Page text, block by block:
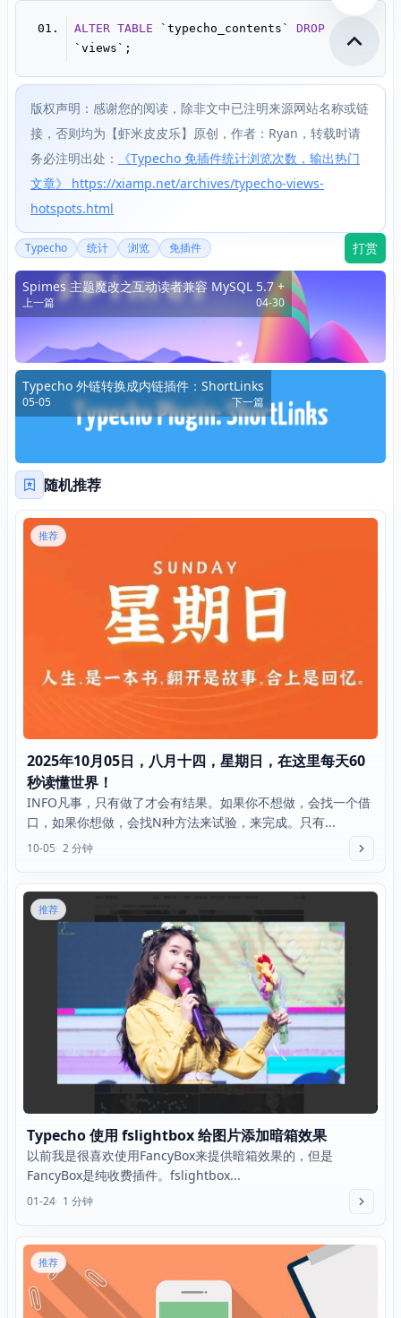
ALTER TABLE `typecho_contents` DROP
版权声明：感谢您的阅读，除非文中已注明来源网站名称或链
接，否则均为【虾米皮皮乐】原创，作者：Ryan，转载时请
务必注明出处：
《Typecho 免插件统计浏览次数，输出热门
文章》 https://xiamp.net/archives/typecho-views-
hotspots.html
Typecho 统计 浏览 免插件 打赏
Spimes 主题魔改之互动读者兼容 MySQL 5.7 +
上一篇 04-30
Typecho 外链转换成内链插件：ShortLinks
05-05 下一篇
随机推荐
推荐
2025年10月05日，八月十四，星期日，在这里每天60
秒读懂世界！
INFO凡事，只有做了才会有结果。如果你不想做，会找一个借
口，如果你想做，会找N种方法来试验，来完成。只有...
10-05 2 分钟
推荐
Typecho 使用 fslightbox 给图片添加暗箱效果
以前我是很喜欢使用FancyBox来提供暗箱效果的，但是
FancyBox是纯收费插件。fslightbox...
01-24 1 分钟
推荐